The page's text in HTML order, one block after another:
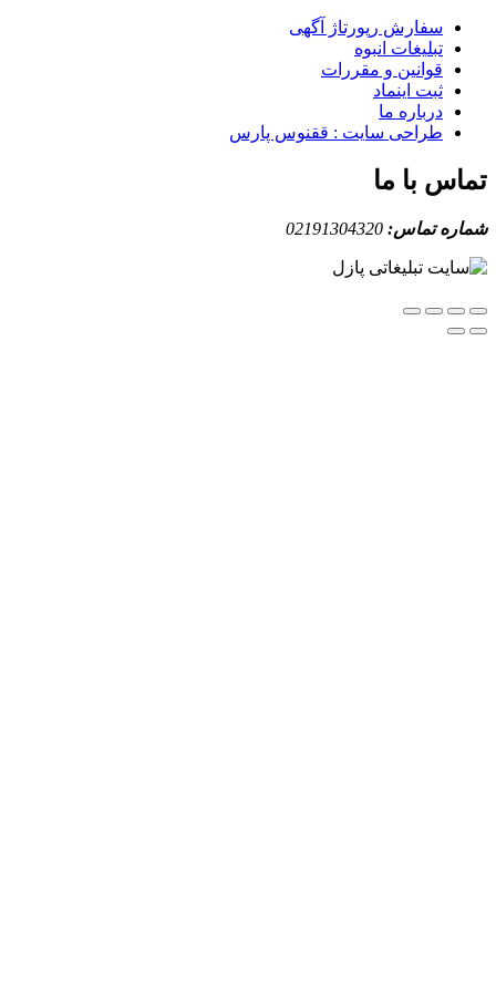
سفارش رپورتاژ آگهی
تبلیغات انبوه
قوانین و مقررات
ثبت اینماد
درباره ما
طراحی سایت : ققنوس پارس
با ما
تماس:02191304320